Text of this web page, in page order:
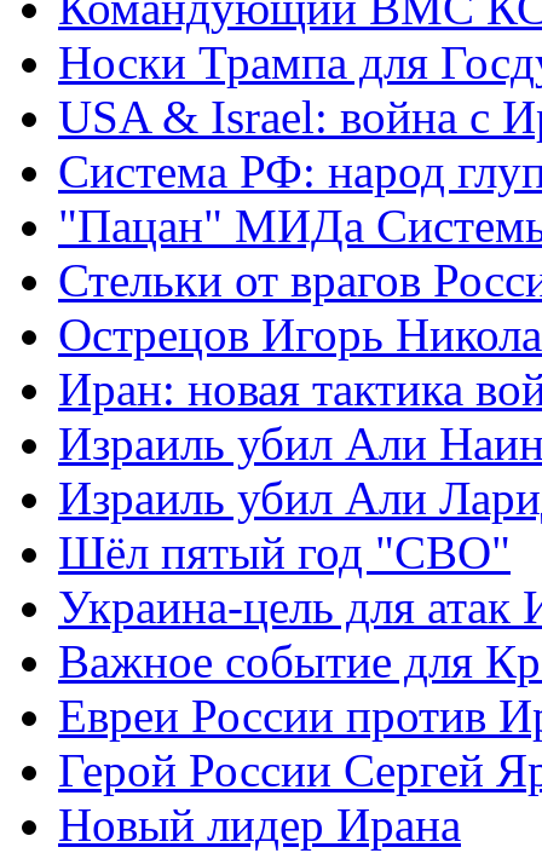
Носки Трампа для
USA & Israel: война с
Система РФ: народ
"Пацан" МИДа
Стельки от врагов
Острецов Игорь
Иран: новая тактика
Израиль убил Али
Израиль убил Али
Шёл пятый год "СВО"
Украина-цель для атак
Важное событие для
Евреи России против
Герой России Сергей
Новый лидер Ирана